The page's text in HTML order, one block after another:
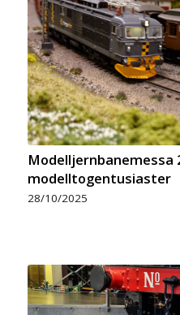
Modelljernbanemessa
modelltogentusiaster
28/10/2025